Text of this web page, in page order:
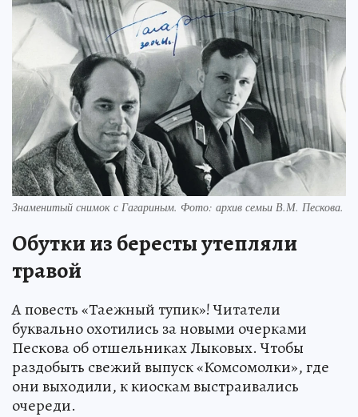
Знаменитый снимок с Гагариным. Фото: архив семьи В.М. Пескова.
Обутки из бересты утепляли
травой
А повесть «Таежный тупик»! Читатели
буквально охотились за новыми очерками
Пескова об отшельниках Лыковых. Чтобы
раздобыть свежий выпуск «Комсомолки», где
они выходили, к киоскам выстраивались
очереди.